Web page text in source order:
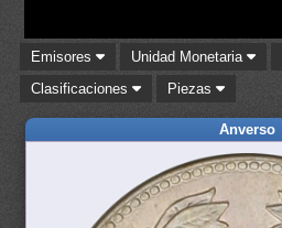
Emisores Unidad Monetaria
Clasificaciones
Piezas
Anverso